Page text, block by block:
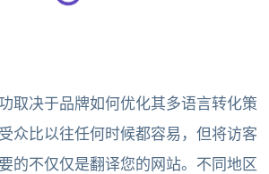
取决于品牌如何优化其多语言转化策
众比以往任何时候都容易，但将访客
的不仅仅是翻译您的网站。不同地区